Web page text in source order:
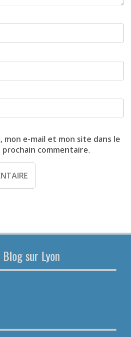
mon e-mail et mon site dans le
commentaire.
sur Lyon